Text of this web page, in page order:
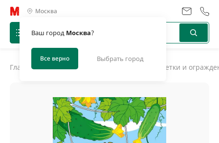
Москва
Ваш город Москва?
Все верно Выбрать город
Главная Инструментарий Садовые сетки и